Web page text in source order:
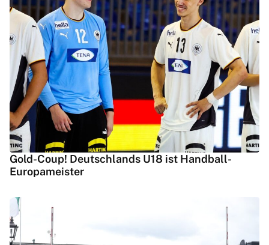
Gold-Coup! Deutschlands U18 ist Handball-
Europameister